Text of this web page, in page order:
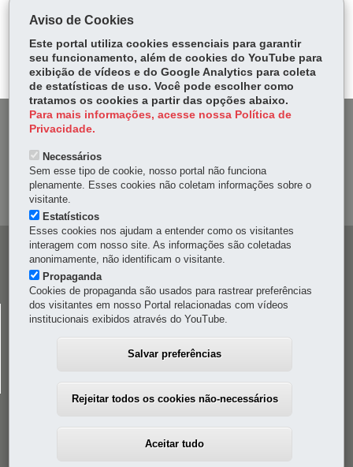
ok
itt
er
Ap
p
DENUNCIE CORRUPÇÃO
OUVIDORIA
Navegação
principal
CELEPAR
Rua Mateus Leme, 1561 - Bom Retiro-80520-174-Curitiba
MAPA
41 3200-5000
Aviso de Cookies
Este portal utiliza cookies essenciais para garantir
seu funcionamento, além de cookies do YouTube para
exibição de vídeos e do Google Analytics para coleta
de estatísticas de uso. Você pode escolher como
tratamos os cookies a partir das opções abaixo.
Para mais informações, acesse nossa Política de
Privacidade.
Necessários
Sem esse tipo de cookie, nosso portal não funciona
plenamente. Esses cookies não coletam informações sobre o
visitante.
Estatísticos
Esses cookies nos ajudam a entender como os visitantes
interagem com nosso site. As informações são coletadas
anonimamente, não identificam o visitante.
Propaganda
Cookies de propaganda são usados para rastrear preferências
dos visitantes em nosso Portal relacionadas com vídeos
institucionais exibidos através do YouTube.
Salvar preferências
Rejeitar todos os cookies não-necessários
Aceitar tudo